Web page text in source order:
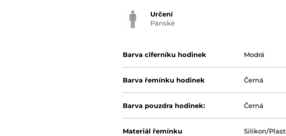
Určení
Pánské
Barva ciferníku hodinek Modrá
Barva řemínku hodinek Černá
Barva pouzdra hodinek: Černá
Materiál řemínku Silikon/Plast